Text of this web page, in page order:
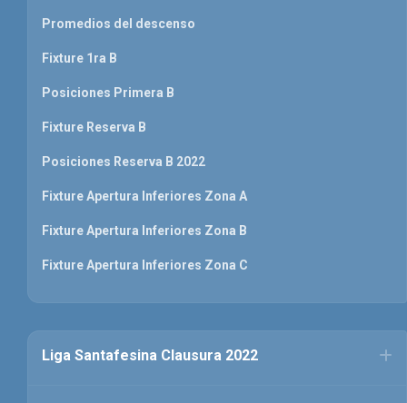
Promedios del descenso
Fixture 1ra B
Posiciones Primera B
Fixture Reserva B
Posiciones Reserva B 2022
Fixture Apertura Inferiores Zona A
Fixture Apertura Inferiores Zona B
Fixture Apertura Inferiores Zona C
Liga Santafesina Clausura 2022